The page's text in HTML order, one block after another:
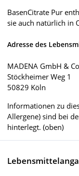
BasenCitrate Pur
sie auch natürlich in
Adresse des
MADENA GmbH &
Stöckheimer Weg 1
50829 Köln
Informationen zu
Allergene) sind bei
hinterlegt. (oben)